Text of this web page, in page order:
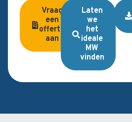
Vraag
een
offerte
aan
Laten
we
het
ideale
MW
vinden